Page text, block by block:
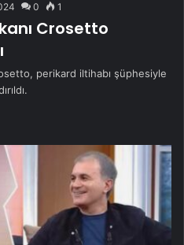
0 1
Crosetto
perikard iltihabı şüphesiyle